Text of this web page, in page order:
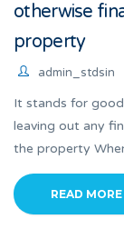
otherwise
property
admin_stdsin
It stands for
leaving out any
the property
READ MORE